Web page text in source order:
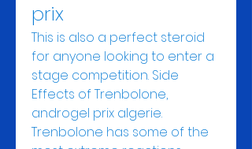
prix
This is also a perfect steroid
for anyone looking to enter a
stage competition. Side
Effects of Trenbolone,
androgel prix algerie.
Trenbolone has some of the